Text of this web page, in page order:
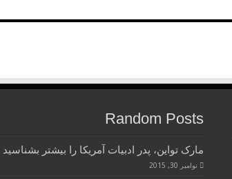
Random Posts
مارک تواین، پدر ادبیات آمریکا را بیشتر بشناسید
نوامبر 30, 2015